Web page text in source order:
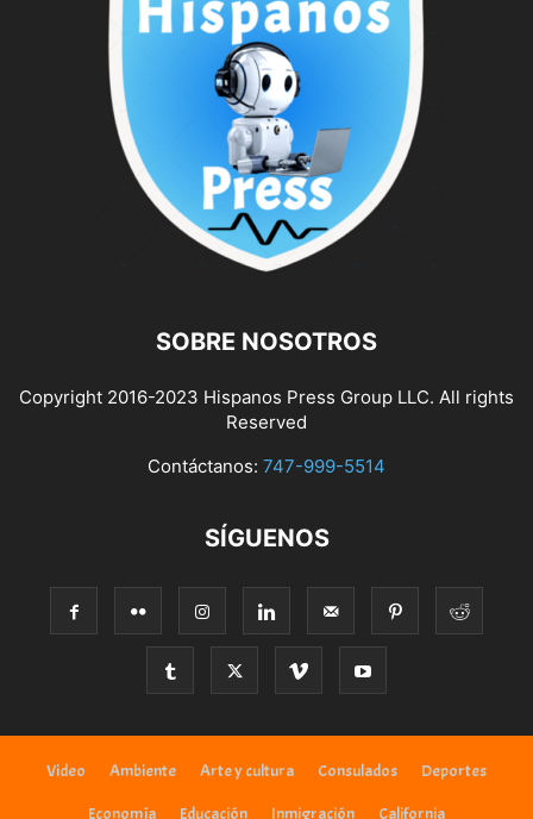
SOBRE NOSOTROS
Copyright 2016-2023 Hispanos Press Group LLC. All rights
Reserved
Contáctanos: 747-999-5514
SÍGUENOS
Video Ambiente Arte y cultura Consulados Deportes
Economía Educación Inmigración California